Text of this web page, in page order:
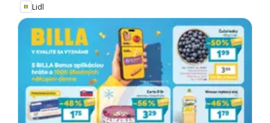
Lidl